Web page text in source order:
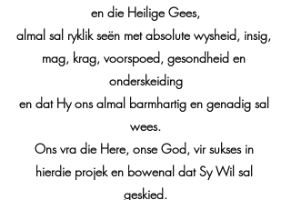
en die Heilige Gees,
almal sal ryklik seën met absolute wysheid, insig,
mag, krag, voorspoed, gesondheid en
onderskeiding
en dat Hy ons almal barmhartig en genadig sal
wees.
Ons vra die Here, onse God, vir sukses in
hierdie projek en bowenal dat Sy Wil sal
geskied.